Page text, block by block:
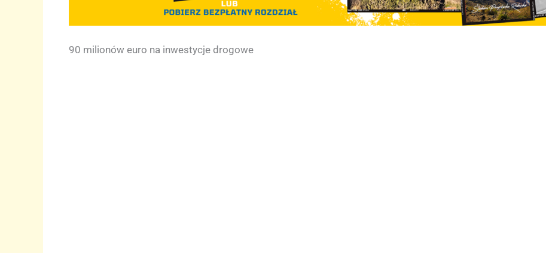
90 milionów euro na inwestycje drogowe